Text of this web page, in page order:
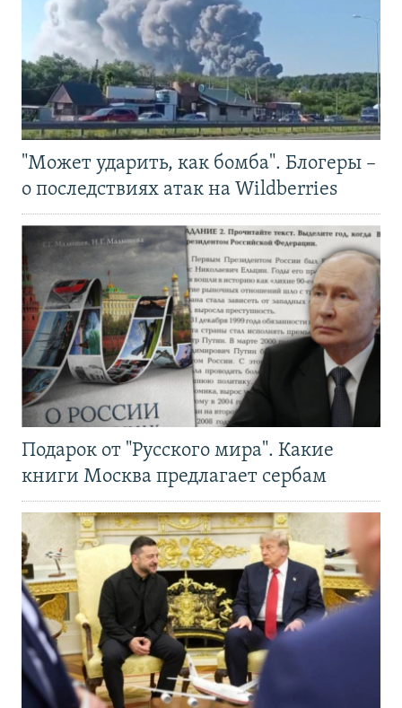
"Может ударить, как бомба". Блогеры –
о последствиях атак на Wildberries
Подарок от "Русского мира". Какие
книги Москва предлагает сербам